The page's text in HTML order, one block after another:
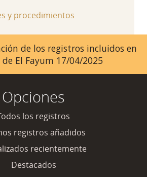
y procedimientos
de los registros incluidos en
El Fayum 17/04/2025
Opciones
los registros
registros añadidos
recientemente
Destacados